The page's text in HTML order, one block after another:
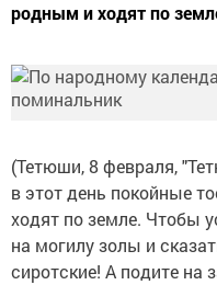
родным и ходят по
(Тетюши, 8 февраля,
в этот день покойные
ходят по земле. Чтобы
на могилу золы и
сиротские! А подите на